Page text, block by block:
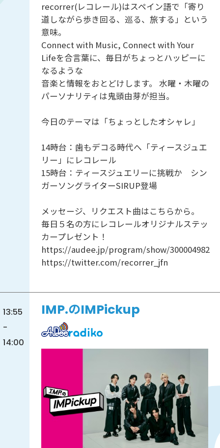
recorrer(レコレール)はスペイン語で「寄り
道しながら歩き回る、巡る、旅する」という
意味。
Connect with Music, Connect with Your
Lifeを合言葉に、毎日がちょっとハッピーに
なるような
音楽と情報をおとどけします。 水曜・木曜の
パーソナリティは鬼頭由芽が担当。
今日のテーマは「ちょっとしたオシャレ」
14時台：歯もデコる時代へ「ティースジュエ
リー」にレコレール
15時台：ティースジュエリーに挑戦か シン
ガーソングライターSIRUP登場
メッセージ、リクエスト曲はこちらから。
毎日５名の方にレコレールオリジナルステッ
カープレゼント！
https://audee.jp/program/show/300004982
https://twitter.com/recorrer_jfn
13:55
-
14:00
IMP.のIMPickup